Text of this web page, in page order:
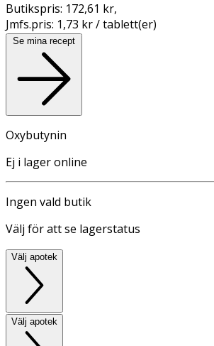
Butikspris: 172,61 kr,
Jmfs.pris: 1,73 kr / tablett(er)
Se mina recept
Oxybutynin
Ej i lager online
Ingen vald butik
Välj för att se lagerstatus
Välj apotek
Välj apotek